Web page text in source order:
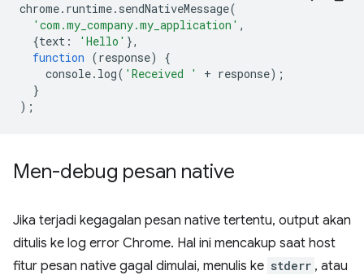
chrome. runtime. sendNativeMessage(
'com.my_company.my_application' ,
{text : 'Hello' },
function (response)
{
console. log( 'Received ' + response);
}
);
Men-debug pesan native
Jika terjadi kegagalan pesan native tertentu, output akan
ditulis ke log error Chrome. Hal ini mencakup saat host
fitur pesan native gagal dimulai, menulis ke stderr , atau